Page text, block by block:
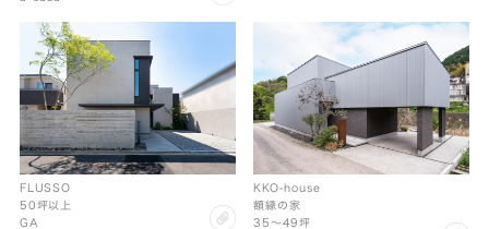
clip
FLUSSO
50坪以上
GA
KKO-house
額縁の家
35〜49坪